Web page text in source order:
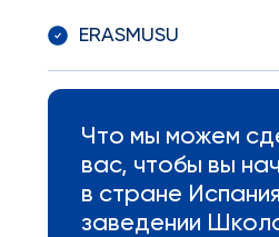
ERASMUSU
Что мы можем
вас, чтобы вы
в стране
заведении